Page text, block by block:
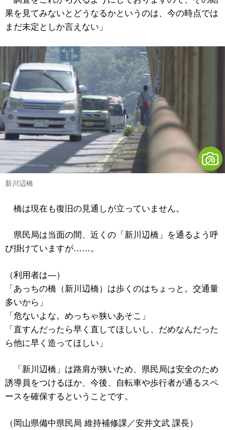
果を見てみないとどうなるかというのは、今の時点では
まだ未定としか言えない」
新川辺橋
橋は現在も復旧の見通しが立っていません。
県民局は当面の間、近くの「新川辺橋」を通るよう呼
び掛けていますが……。
（利用者は―）
「あっちの橋（新川辺橋）は歩くのはちょっと。交通量
多いから」
「危ないよな。めっちゃ狭いあそこ」
「直すんだったら早く直してほしいし、だめなんだった
ら他に早く造ってほしい」
「新川辺橋」は路肩が狭いため、県民局は安全のため
誘導員をつけるほか、今後、自転車や歩行者が通るスペ
ースを確保するということです。
（岡山県備中県民局 維持補修課／安井文武 課長）